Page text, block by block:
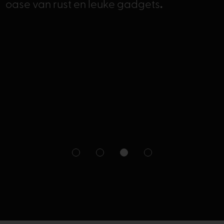
oase van rust en leuke gadgets.
1 2 3 4